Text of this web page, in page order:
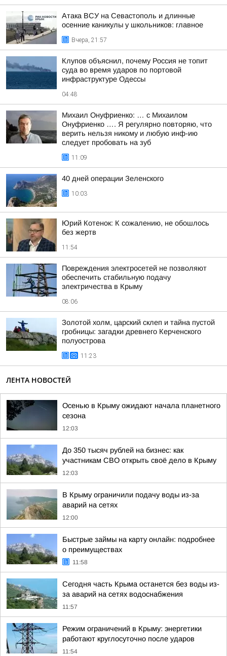
Атака ВСУ на Севастополь и длинные
осенние каникулы у школьников: главное
Вчера, 21:57
Клупов объяснил, почему Россия не топит
суда во время ударов по портовой
инфраструктуре Одессы
04:48
Михаил Онуфриенко: … с Михаилом
Онуфриенко …. Я регулярно повторяю, что
верить нельзя никому и любую инф-ию
следует пробовать на зуб
11:09
40 дней операции Зеленского
10:03
Юрий Котенок: К сожалению, не обошлось
без жертв
11:54
Повреждения электросетей не позволяют
обеспечить стабильную подачу
электричества в Крыму
08:06
Золотой холм, царский склеп и тайна пустой
гробницы: загадки древнего Керченского
полуострова
11:23
ЛЕНТА НОВОСТЕЙ
Осенью в Крыму ожидают начала планетного
сезона
12:03
До 350 тысяч рублей на бизнес: как
участникам СВО открыть своё дело в Крыму
12:03
В Крыму ограничили подачу воды из-за
аварий на сетях
12:00
Быстрые займы на карту онлайн: подробнее
о преимуществах
11:58
Сегодня часть Крыма останется без воды из-
за аварий на сетях водоснабжения
11:57
Режим ограничений в Крыму: энергетики
работают круглосуточно после ударов
11:54